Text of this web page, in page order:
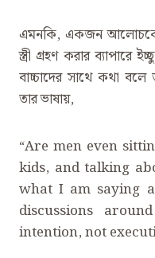
এমনকি, একজন আলোচকের
স্ত্রী গ্রহণ করার ব্যাপারে
বাচ্চাদের সাথে কথা বলে
তার ভাষায়,
‍“Are men even
kids, and talking
what I am saying
discussions
intention, not